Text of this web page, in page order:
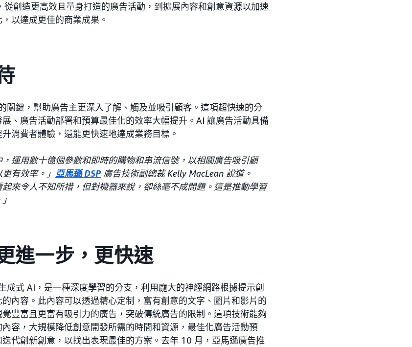
創造更高效且量身打造的廣告活動，到擴展內容和創意資源以加速
以達成更佳的商業成果。
關鍵，幫助廣告主更深入了解、觸及並吸引顧客。這項超快速的分
、廣告活動部署和預算最佳化的效率大幅提升。AI 讓廣告活動具備
消費者體驗，還能更快速地達成業務目標。
，運用數十億個參數和即時的購物和串流信號，以相關廣告吸引顧
有效率。」 亞馬遜 DSP廣告技術副總裁 Kelly MacLean 說道。
起來令人不知所措，但對機器來說，卻絲毫不成問題。這是推動學習
進一步，更快速
成式 AI，是一種深度學習的分支，利用龐大的神經網路根據提示創
內容。此內容可以透過精心定制，富有創意的文字、圖片和影片的
豐富且更富有吸引力的廣告，突破傳統廣告的限制。這項技術能夠
容，大規模降低創意開發所需的時間和資源，最佳化廣告活動預
代創新創意，以找出表現最佳的方案。去年 10 月，亞馬遜廣告推